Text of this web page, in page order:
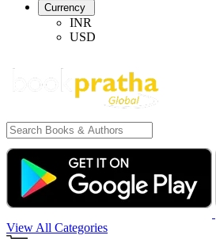
Currency
INR
USD
View All Categories